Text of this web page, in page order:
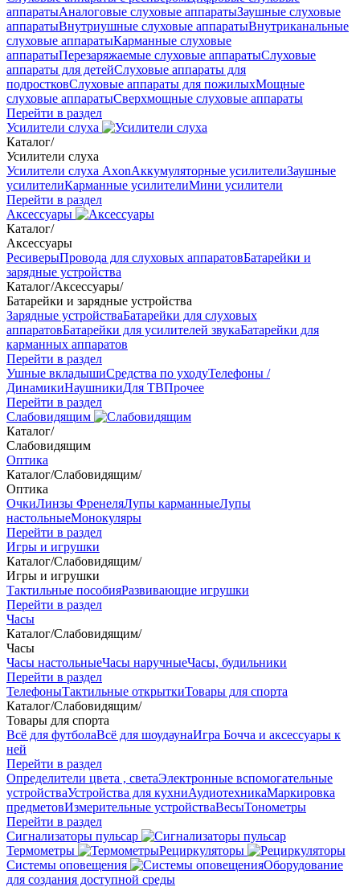
аппаратыАналоговые слуховые аппаратыЗаушные слуховые
аппаратыВнутриушные слуховые аппаратыВнутриканальные
слуховые аппаратыКарманные слуховые
аппаратыПерезаряжаемые слуховые аппаратыСлуховые
аппараты для детейСлуховые аппараты для
подростковСлуховые аппараты для пожилыхМощные
слуховые аппаратыСверхмощные слуховые аппараты
Перейти в раздел
Усилители слуха
Каталог/
Усилители слуха
Усилители слуха AxonАккумуляторные усилителиЗаушные
усилителиКарманные усилителиМини усилители
Перейти в раздел
Аксессуары
Каталог/
Аксессуары
РесиверыПровода для слуховых аппаратовБатарейки и
зарядные устройства
Каталог/Аксессуары/
Батарейки и зарядные устройства
Зарядные устройстваБатарейки для слуховых
аппаратовБатарейки для усилителей звукаБатарейки для
карманных аппаратов
Перейти в раздел
Ушные вкладышиСредства по уходуТелефоны /
ДинамикиНаушникиДля ТВПрочее
Перейти в раздел
Слабовидящим
Каталог/
Слабовидящим
Оптика
Каталог/Слабовидящим/
Оптика
ОчкиЛинзы ФренеляЛупы карманныеЛупы
настольныеМонокуляры
Перейти в раздел
Игры и игрушки
Каталог/Слабовидящим/
Игры и игрушки
Тактильные пособияРазвивающие игрушки
Перейти в раздел
Часы
Каталог/Слабовидящим/
Часы
Часы настольныеЧасы наручныеЧасы, будильники
Перейти в раздел
ТелефоныТактильные открыткиТовары для спорта
Каталог/Слабовидящим/
Товары для спорта
Всё для футболаВсё для шоудаунаИгра Бочча и аксессуары к
ней
Перейти в раздел
Определители цвета , светаЭлектронные вспомогательные
устройстваУстройства для кухниАудиотехникаМаркировка
предметовИзмерительные устройстваВесыТонометры
Перейти в раздел
Сигнализаторы пульсар
Термометры
Рециркуляторы
Cистемы оповещения
Оборудование
для создания доступной среды